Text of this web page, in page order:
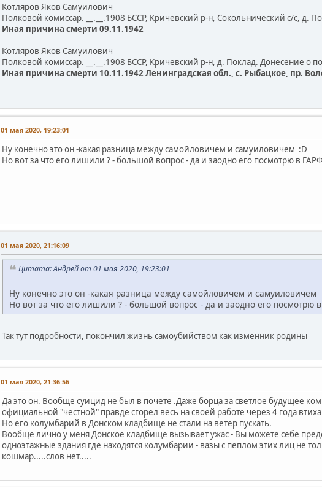
Котляров Яков Самуилович
Полковой комиссар. __.__.1908 БССР, Кричевский р-н, Сокольнический с/с, д.
Иная причина смерти 09.11.1942
Котляров Яков Самуилович
Полковой комиссар. __.__.1908 БССР, Кричевский р-н, д. Поклад. Донесение о
Иная причина смерти 10.11.1942 Ленинградская обл., с. Рыбацкое, пр.
01 мая 2020, 19:23:01
Ну конечно это он -какая разница между самойловичем и самуиловичем :D
Но вот за что его лишили ? - большой вопрос - да и заодно его посмотрю в
01 мая 2020, 21:16:09
Цитата: Андрей от 01 мая 2020, 19:23:01
Ну конечно это он -какая разница между самойловичем и самуиловичем
Но вот за что его лишили ? - большой вопрос - да и заодно его посмотрю
Так тут подробности, покончил жизнь самоубийством как изменник родины
01 мая 2020, 21:36:56
Да это он. Вообще суицид не был в почете .Даже борца за светлое будущее
официальной "честной" правде сгорел весь на своей работе через 4 года
Но его колумбарий в Донском кладбище не стали на ветер пускать.
Вообще лично у меня Донское кладбище вызывает ужас - Вы можете себе
одноэтажные здания где находятся колумбарии - вазы с пеплом этих лиц не
кошмар.....слов нет.....